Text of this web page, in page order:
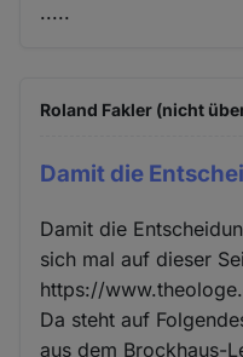
.....
Roland Fakler (nicht
Damit die
Damit die
sich mal auf dieser
https://
Da steht auf
aus dem Brockhaus-